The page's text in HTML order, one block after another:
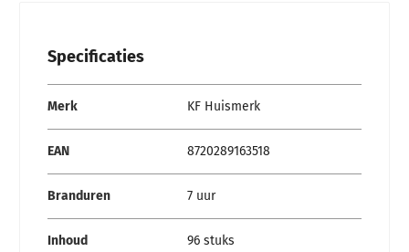
Specificaties
Merk
KF Huismerk
EAN 8720289163518
Branduren 7 uur
Inhoud 96 stuks